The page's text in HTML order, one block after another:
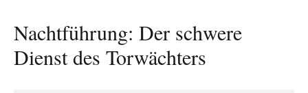
Nachtführung: Der schwere
Dienst des Torwächters